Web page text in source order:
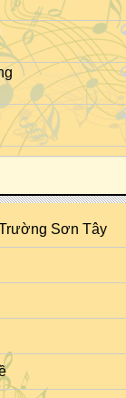
Sơn Tây